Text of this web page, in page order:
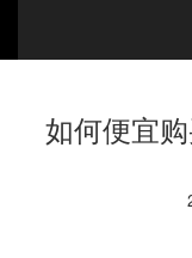
如何便宜